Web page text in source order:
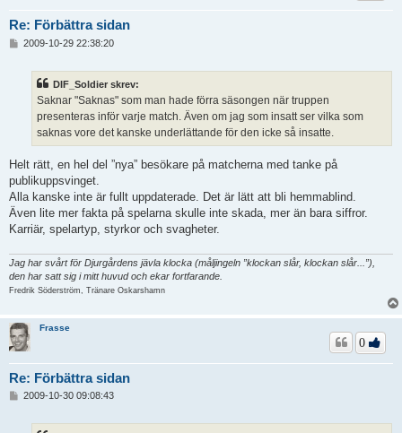
Re: Förbättra sidan
2009-10-29 22:38:20
DIF_Soldier skrev:
Saknar "Saknas" som man hade förra säsongen när truppen
presenteras inför varje match. Även om jag som insatt ser vilka som
saknas vore det kanske underlättande för den icke så insatte.
Helt rätt, en hel del ”nya” besökare på matcherna med tanke på
publikuppsvinget.
Alla kanske inte är fullt uppdaterade. Det är lätt att bli hemmablind.
Även lite mer fakta på spelarna skulle inte skada, mer än bara siffror.
Karriär, spelartyp, styrkor och svagheter.
Jag har svårt för Djurgårdens jävla klocka (måljingeln ”klockan slår, klockan slår...”),
den har satt sig i mitt huvud och ekar fortfarande.
Fredrik Söderström, Tränare Oskarshamn
Frasse
Re: Förbättra sidan
0
2009-10-30 09:08:43